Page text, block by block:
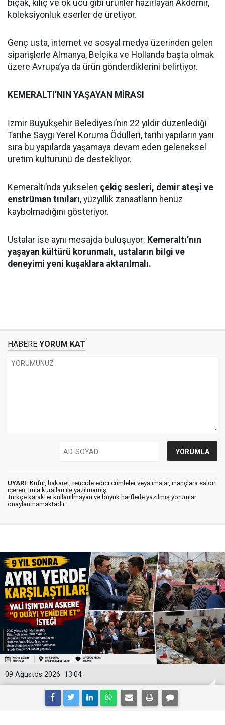
bıçak, kılıç ve ok ucu gibi ürünler hazırlayan Akdemir,
koleksiyonluk eserler de üretiyor.
Genç usta, internet ve sosyal medya üzerinden gelen
siparişlerle Almanya, Belçika ve Hollanda başta olmak
üzere Avrupa’ya da ürün gönderdiklerini belirtiyor.
KEMERALTI’NIN YAŞAYAN MİRASI
İzmir Büyükşehir Belediyesi’nin 22 yıldır düzenlediği
Tarihe Saygı Yerel Koruma Ödülleri, tarihi yapıların yanı
sıra bu yapılarda yaşamaya devam eden geleneksel
üretim kültürünü de destekliyor.
Kemeraltı’nda yükselen çekiç sesleri, demir ateşi ve
enstrüman tınıları, yüzyıllık zanaatların henüz
kaybolmadığını gösteriyor.
Ustalar ise aynı mesajda buluşuyor: Kemeraltı’nın
yaşayan kültürü korunmalı, ustaların bilgi ve
deneyimi yeni kuşaklara aktarılmalı.
HABERE YORUM KAT
UYARI: Küfür, hakaret, rencide edici cümleler veya imalar, inançlara saldırı
içeren, imla kuralları ile yazılmamış,
Türkçe karakter kullanılmayan ve büyük harflerle yazılmış yorumlar
onaylanmamaktadır.
13:04
09 Ağustos 2026